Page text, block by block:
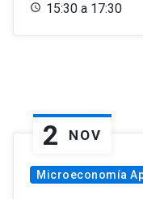
15:30 a 17:30
2 NOV
Microeconomía